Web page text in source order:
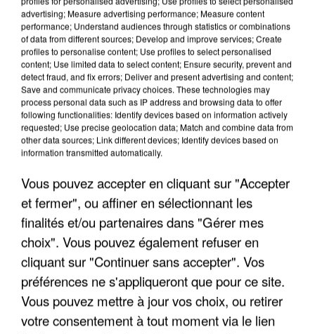
APRÈS TOUTES CES CANICULES, LES REFUGES
DE FAUNE SAUVAGE SONT...
advertising; Measure advertising performance; Measure content
performance; Understand audiences through statistics or combinations
of data from different sources; Develop and improve services; Create
profiles to personalise content; Use profiles to select personalised
content; Use limited data to select content; Ensure security, prevent and
detect fraud, and fix errors; Deliver and present advertising and content;
Save and communicate privacy choices. These technologies may
process personal data such as IP address and browsing data to offer
following functionalities: Identify devices based on information actively
requested; Use precise geolocation data; Match and combine data from
other data sources; Link different devices; Identify devices based on
information transmitted automatically.
Vous pouvez accepter en cliquant sur "Accepter
et fermer", ou affiner en sélectionnant les
finalités et/ou partenaires dans "Gérer mes
choix". Vous pouvez également refuser en
cliquant sur "Continuer sans accepter". Vos
préférences ne s'appliqueront que pour ce site.
Vous pouvez mettre à jour vos choix, ou retirer
votre consentement à tout moment via le lien